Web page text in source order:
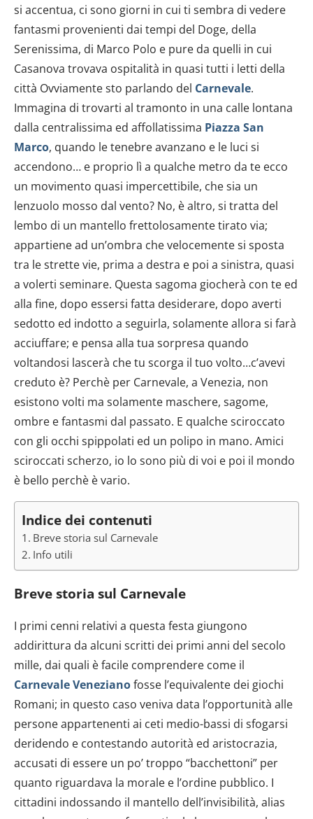
si accentua, ci sono giorni in cui ti sembra di vedere
fantasmi provenienti dai tempi del Doge, della
Serenissima, di Marco Polo e pure da quelli in cui
Casanova trovava ospitalità in quasi tutti i letti della
città Ovviamente sto parlando del Carnevale.
Immagina di trovarti al tramonto in una calle lontana
dalla centralissima ed affollatissima Piazza San
Marco, quando le tenebre avanzano e le luci si
accendono… e proprio lì a qualche metro da te ecco
un movimento quasi impercettibile, che sia un
lenzuolo mosso dal vento? No, è altro, si tratta del
lembo di un mantello frettolosamente tirato via;
appartiene ad un’ombra che velocemente si sposta
tra le strette vie, prima a destra e poi a sinistra, quasi
a volerti seminare. Questa sagoma giocherà con te ed
alla fine, dopo essersi fatta desiderare, dopo averti
sedotto ed indotto a seguirla, solamente allora si farà
acciuffare; e pensa alla tua sorpresa quando
voltandosi lascerà che tu scorga il tuo volto…c’avevi
creduto è? Perchè per Carnevale, a Venezia, non
esistono volti ma solamente maschere, sagome,
ombre e fantasmi dal passato. E qualche sciroccato
con gli occhi spippolati ed un polipo in mano. Amici
sciroccati scherzo, io lo sono più di voi e poi il mondo
è bello perchè è vario.
Indice dei contenuti
Breve storia sul Carnevale
Info utili
Breve storia sul Carnevale
I primi cenni relativi a questa festa giungono
addirittura da alcuni scritti dei primi anni del secolo
mille, dai quali è facile comprendere come il
Carnevale Venezianofosse l’equivalente dei giochi
Romani; in questo caso veniva data l’opportunità alle
persone appartenenti ai ceti medio-bassi di sfogarsi
deridendo e contestando autorità ed aristocrazia,
accusati di essere un po’ troppo “bacchettoni” per
quanto riguardava la morale e l’ordine pubblico. I
cittadini indossando il mantello dell’invisibilità, alias